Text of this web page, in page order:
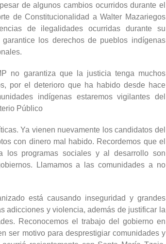
de algunos cambios ocurridos durante el
de Constitucionalidad a Walter Mazariegos
de ilegalidades ocurridas durante su
los derechos de pueblos indígenas
no garantiza que la justicia tenga muchos
por el deterioro que ha habido desde hace
indígenas estaremos vigilantes del
Público
Ya vienen nuevamente los candidatos del
con dinero mal habido. Recordemos que el
los programas sociales y al desarrollo son
Llamamos a las comunidades a no
está causando inseguridad y grandes
adicciones y violencia, además de justificar la
Reconocemos el trabajo del gobierno en
ser motivo para desprestigiar comunidades y